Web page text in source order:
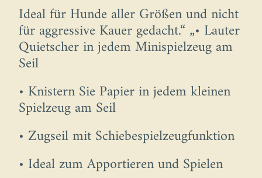
Ideal für Hunde aller Größen und nicht
für aggressive Kauer gedacht.“ „• Lauter
Quietscher in jedem Minispielzeug am
Seil
• Knistern Sie Papier in jedem kleinen
Spielzeug am Seil
• Zugseil mit Schiebespielzeugfunktion
• Ideal zum Apportieren und Spielen